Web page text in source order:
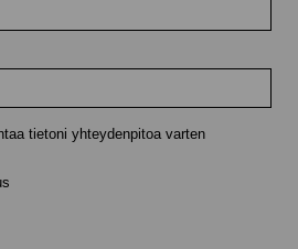
tietoni yhteydenpitoa varten